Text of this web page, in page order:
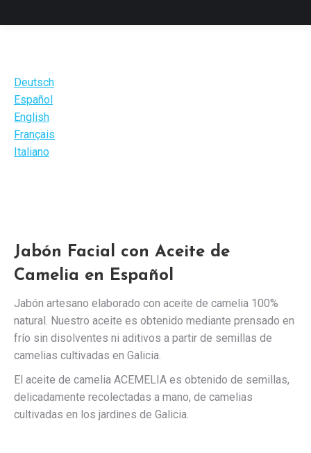
Deutsch
Español
English
Français
Italiano
Jabón Facial con Aceite de
Camelia en Español
Jabón artesano elaborado con aceite de camelia 100%
natural. Nuestro aceite es obtenido mediante prensado en
frío sin disolventes ni aditivos a partir de semillas de
camelias cultivadas en Galicia.
El aceite de camelia ACEMELIA es obtenido de semillas,
delicadamente recolectadas a mano, de camelias
cultivadas en los jardines de Galicia.